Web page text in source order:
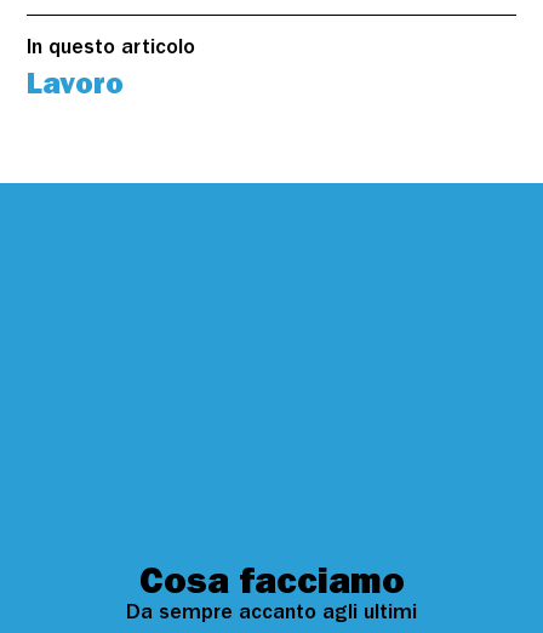
In questo articolo
Lavoro
Cosa facciamo
Da sempre accanto agli ultimi